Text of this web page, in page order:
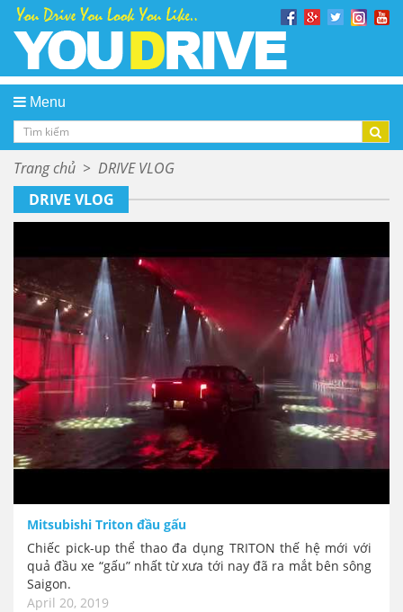
Menu
Trang chủ > DRIVE VLOG
DRIVE VLOG
Mitsubishi Triton đầu gấu
Chiếc pick-up thể thao đa dụng TRITON thế hệ mới với
quả đầu xe “gấu” nhất từ xưa tới nay đã ra mắt bên sông
Saigon.
April 20, 2019